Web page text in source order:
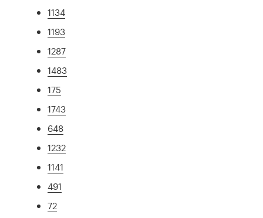
1134
1193
1287
1483
175
1743
648
1232
1141
491
72